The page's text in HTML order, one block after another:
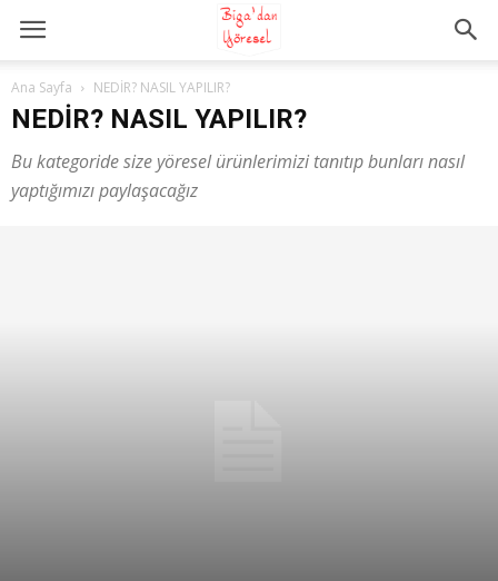
Ana Sayfa NEDİR? NASIL YAPILIR?
NEDİR? NASIL YAPILIR?
Bu kategoride size yöresel ürünlerimizi tanıtıp bunları nasıl
yaptığımızı paylaşacağız